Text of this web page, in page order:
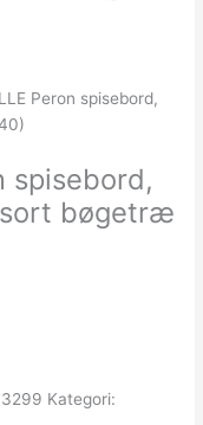
Peron spisebord,
spisebord,
bøgetræ
Kategori: